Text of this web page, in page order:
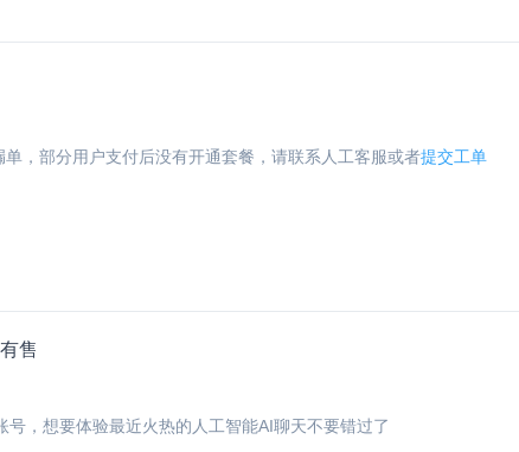
，部分用户支付后没有开通套餐，请联系人工客服或者提交工单
售
号，想要体验最近火热的人工智能AI聊天不要错过了